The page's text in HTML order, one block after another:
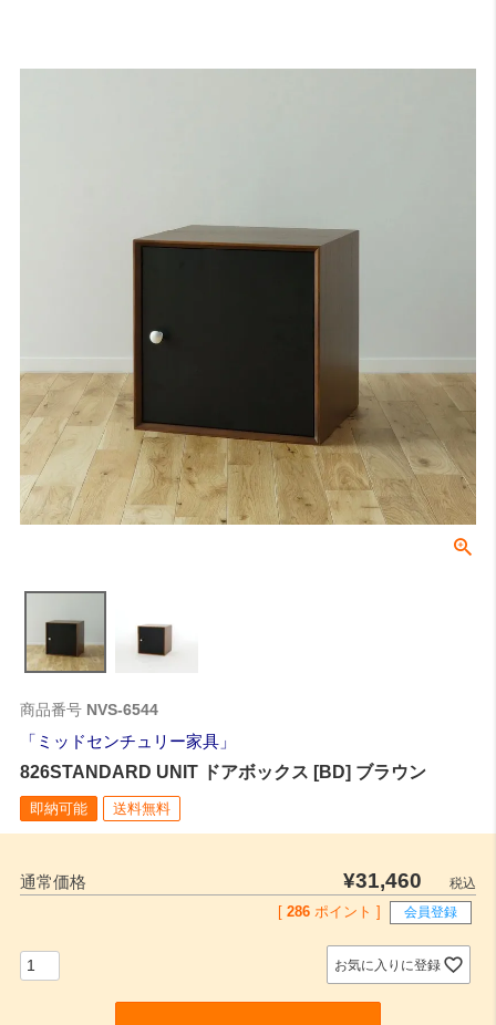
商品番号 NVS-6544
ミッドセンチュリー家具
826STANDARD UNIT ドアボックス [BD] ブラウン
即納可能 送料無料
通常価格 ¥31,460
税込
286 ポイント ] 会員登録
お気に入りに登録